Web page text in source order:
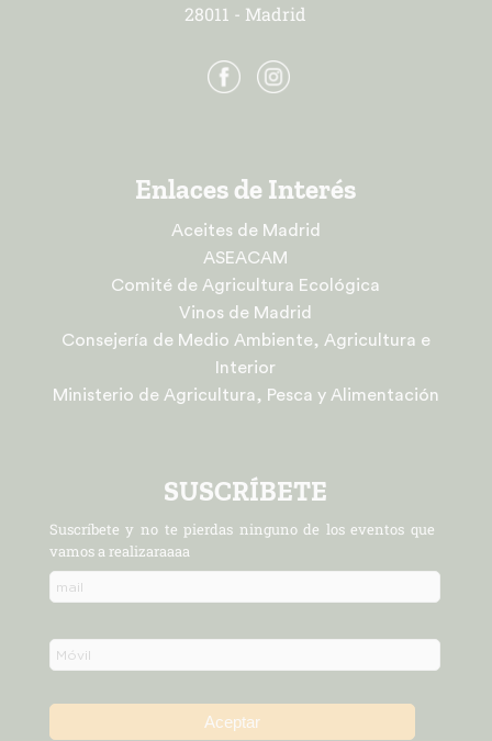
28011 - Madrid
Enlaces de Interés
Aceites de Madrid
ASEACAM
Comité de Agricultura Ecológica
Vinos de Madrid
Consejería de Medio Ambiente, Agricultura e
Interior
Ministerio de Agricultura, Pesca y Alimentación
SUSCRÍBETE
Suscríbete y no te pierdas ninguno de los eventos que
vamos a realizaraaaa